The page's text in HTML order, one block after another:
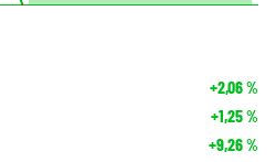
+2,06%
+1,25%
+9,26%